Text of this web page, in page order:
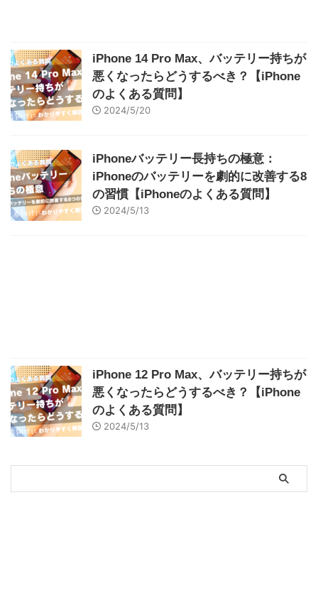
iPhone 14 Pro Max、バッテリー持ちが
悪くなったらどうするべき？【iPhone
のよくある質問】
2024/5/20
iPhoneバッテリー長持ちの極意：
iPhoneのバッテリーを劇的に改善する8
の習慣【iPhoneのよくある質問】
2024/5/13
iPhone 12 Pro Max、バッテリー持ちが
悪くなったらどうするべき？【iPhone
のよくある質問】
2024/5/13